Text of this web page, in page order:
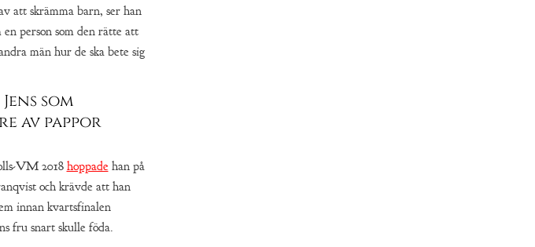
att skrämma barn, ser han
en person som den rätte att
män hur de ska bete sig
som
av pappor
VM 2018hoppadehan på
och krävde att han
innan kvartsfinalen
fru snart skulle föda.